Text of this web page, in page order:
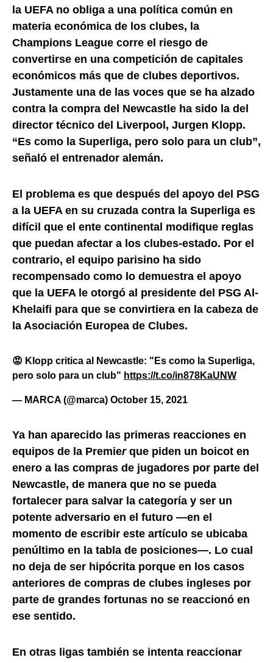
la UEFA no obliga a una política común en
materia económica de los clubes, la
Champions League corre el riesgo de
convertirse en una competición de capitales
económicos más que de clubes deportivos.
Justamente una de las voces que se ha alzado
contra la compra del Newcastle ha sido la del
director técnico del Liverpool, Jurgen Klopp.
“Es como la Superliga, pero solo para un club”,
señaló el entrenador alemán.
El problema es que después del apoyo del PSG
a la UEFA en su cruzada contra la Superliga es
difícil que el ente continental modifique reglas
que puedan afectar a los clubes-estado. Por el
contrario, el equipo parisino ha sido
recompensado como lo demuestra el apoyo
que la UEFA le otorgó al presidente del PSG Al-
Khelaifi para que se convirtiera en la cabeza de
la Asociación Europea de Clubes.
😡 Klopp critica al Newcastle: "Es como la Superliga,
pero solo para un club" https://t.co/in878KaUNW
— MARCA (@marca) October 15, 2021
Ya han aparecido las primeras reacciones en
equipos de la Premierque piden un boicot en
enero a las compras de jugadores por parte del
Newcastle, de manera que no se pueda
fortalecer para salvar la categoría y ser un
potente adversario en el futuro —en el
momento de escribir este artículo se ubicaba
penúltimo en la tabla de posiciones—. Lo cual
no deja de ser hipócrita porque en los casos
anteriores de compras de clubes ingleses por
parte de grandes fortunas no se reaccionó en
ese sentido.
En otras ligas también se intenta reaccionar